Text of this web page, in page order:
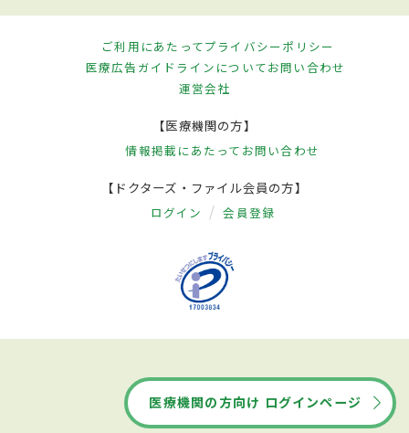
ご利用にあたってプライバシーポリシー
医療広告ガイドラインについてお問い合わせ
運営会社
【医療機関の方】
情報掲載にあたって お問い合わせ
【ドクターズ・ファイル会員の方】
ログイン 会員登録
医療機関の方向け ログインページ